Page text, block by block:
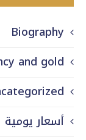
Biography
and gold
أسعار يومية